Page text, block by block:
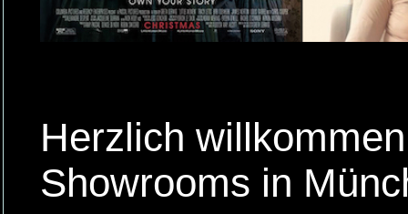
Herzlich
Showrooms in